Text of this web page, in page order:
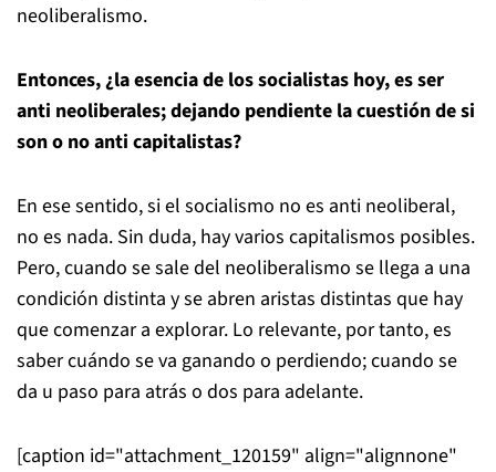
neoliberalismo.
Entonces, ¿la esencia de los socialistas hoy, es ser
anti neoliberales; dejando pendiente la cuestión de si
son o no anti capitalistas?
En ese sentido, si el socialismo no es anti neoliberal,
no es nada. Sin duda, hay varios capitalismos posibles.
Pero, cuando se sale del neoliberalismo se llega a una
condición distinta y se abren aristas distintas que hay
que comenzar a explorar. Lo relevante, por tanto, es
saber cuándo se va ganando o perdiendo; cuando se
da u paso para atrás o dos para adelante.
[caption id="attachment_120159" align="alignnone"